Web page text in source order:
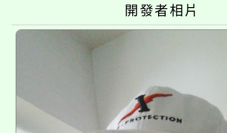
代理(課)教師甄選結果
公告本校115學年度第
代理(課)教師甄選結果
轉知中國文化大學推廣
《TA101》溝通分析基
程，歡迎學生輔導中心
心理、諮商輔導、社會
開發者相片